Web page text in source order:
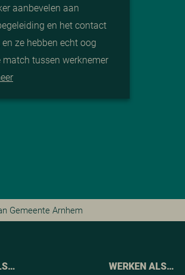
aanbevelen aan
en het contact
ze hebben echt oog
tussen werknemer
Gemeente Arnhem
WERKEN ALS…